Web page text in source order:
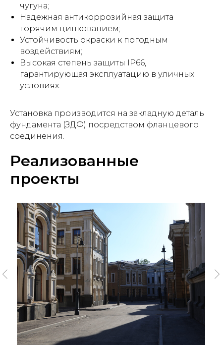
чугуна;
Надежная антикоррозийная защита
горячим цинкованием;
Устойчивость окраски к погодным
воздействиям;
Высокая степень защиты IP66,
гарантирующая эксплуатацию в уличных
условиях.
Установка производится на закладную деталь
фундамента (ЗДФ) посредством фланцевого
соединения.
Реализованные
проекты